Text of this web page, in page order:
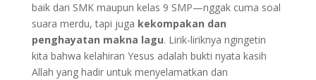
baik dari SMK maupun kelas 9 SMP—nggak cuma soal
suara merdu, tapi juga kekompakan dan
penghayatan makna lagu. Lirik-liriknya ngingetin
kita bahwa kelahiran Yesus adalah bukti nyata kasih
Allah yang hadir untuk menyelamatkan dan